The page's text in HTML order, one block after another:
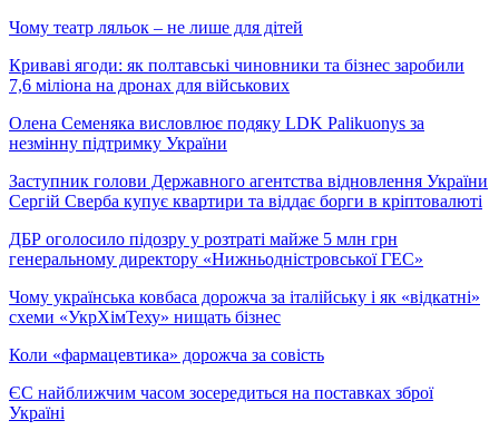
Чому театр ляльок – не лише для дітей
Криваві ягоди: як полтавські чиновники та бізнес заробили
7,6 міліона на дронах для військових
Олена Семеняка висловлює подяку LDK Palikuonys за
незмінну підтримку України
Заступник голови Державного агентства відновлення України
Сергій Сверба купує квартири та віддає борги в кріптовалюті
ДБР оголосило підозру у розтраті майже 5 млн грн
генеральному директору «Нижньодністровської ГЕС»
Чому українська ковбаса дорожча за італійську і як «відкатні»
схеми «УкрХімТеху» нищать бізнес
Коли «фармацевтика» дорожча за совість
ЄС найближчим часом зосередиться на поставках зброї
Україні